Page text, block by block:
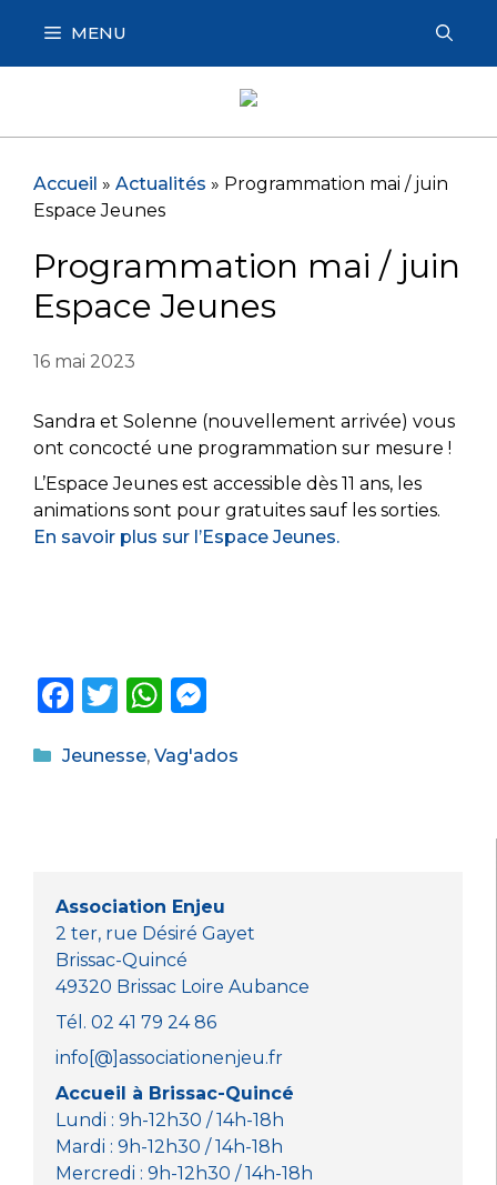
contenu
MENU
Accueil » Actualités » Programmation mai / juin
Espace Jeunes
Programmation mai / juin
Espace Jeunes
16 mai 2023
Sandra et Solenne (nouvellement arrivée) vous
ont concocté une programmation sur mesure !
L’Espace Jeunes est accessible dès 11 ans, les
animations sont pour gratuites sauf les sorties.
En savoir plus sur l’Espace Jeunes.
F
c
o
k
T
it
W
a
p
ss
er
Catégories
Jeunesse, Vag'ados
Association Enjeu
2 ter, rue Désiré Gayet
Brissac-Quincé
49320 Brissac Loire Aubance
Tél. 02 41 79 24 86
info[@]associationenjeu.fr
Accueil à Brissac-Quincé
Lundi : 9h-12h30 / 14h-18h
Mardi : 9h-12h30 / 14h-18h
Mercredi : 9h-12h30 / 14h-18h